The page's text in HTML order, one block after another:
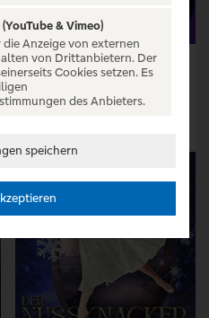
Tickets ab € 39,50
& Vimeo)
Anzeige von externen
von Drittanbietern. Der
Cookies setzen. Es
des Anbieters.
speichern